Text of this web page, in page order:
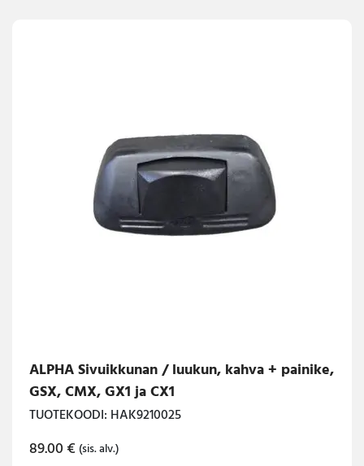
ALPHA Sivuikkunan / luukun, kahva + painike,
GSX, CMX, GX1 ja CX1
TUOTEKOODI: HAK9210025
89.00€ (sis. alv.)